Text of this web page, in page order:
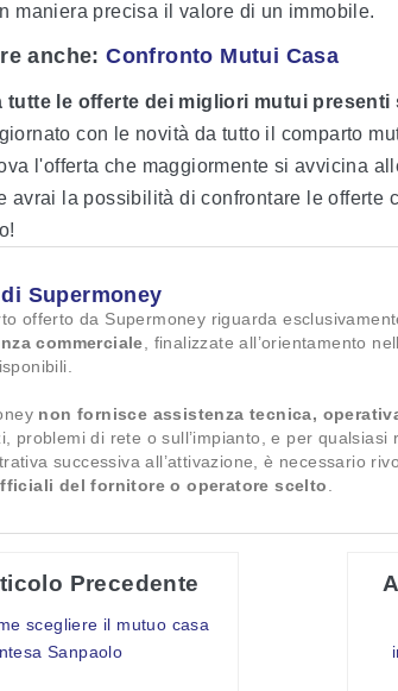
maniera precisa il valore di un immobile.
anche:Confronto Mutui Casa
tutte le offerte dei migliori mutui presenti
con le novità da tutto il comparto
l'offerta che maggiormente si avvicina
avrai la possibilità di confrontare le offerte
Supermoney
offerto da Supermoney riguarda
commerciale, finalizzate all’orientamento
non fornisce assistenza tecnica,
problemi di rete o sull’impianto, e per qualsiasi
successiva all’attivazione, è necessario
del fornitore o operatore scelto.
Precedente
scegliere il mutuo casa
Sanpaolo